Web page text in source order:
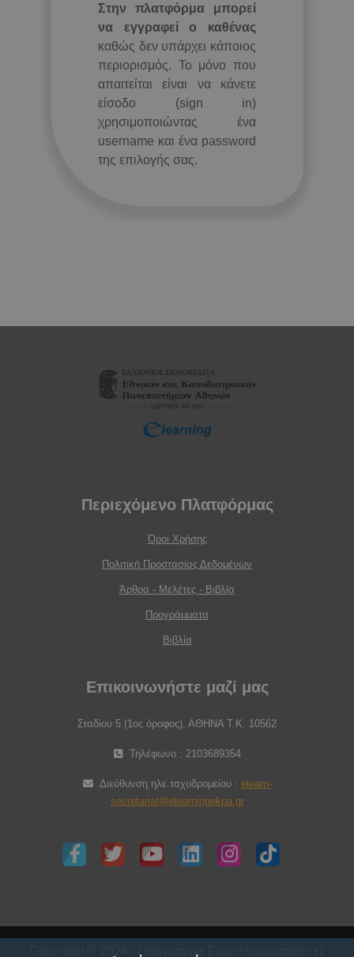
Στην πλατφόρμα μπορεί
να εγγραφεί ο καθένας
καθώς δεν υπάρχει κάποιος
περιορισμός. Το μόνο που
απαιτείται είναι να κάνετε
είσοδο (sign in)
χρησιμοποιώντας ένα
username και ένα password
της επιλογής σας.
Περιεχόμενο Πλατφόρμας
Όροι Χρήσης
Πολιτική Προστασίας Δεδομένων
Άρθρα - Μελέτες - Βιβλία
Προγράμματα
Βιβλία
Επικοινωνήστε μαζί μας
Σταδίου 5 (1ος όροφος), ΑΘΗΝΑ Τ.Κ. 10562
Τηλέφωνο : 2103689354
Διεύθυνση ηλε.ταχυδρομείου : elearn-
secretariat@elearningekpa.gr